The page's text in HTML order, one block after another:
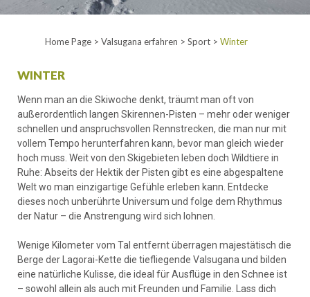
Home Page > Valsugana erfahren > Sport > Winter
WINTER
Wenn man an die Skiwoche denkt, träumt man oft von
außerordentlich langen Skirennen-Pisten – mehr oder weniger
schnellen und anspruchsvollen Rennstrecken, die man nur mit
vollem Tempo herunterfahren kann, bevor man gleich wieder
hoch muss. Weit von den Skigebieten leben doch Wildtiere in
Ruhe: Abseits der Hektik der Pisten gibt es eine abgespaltene
Welt wo man einzigartige Gefühle erleben kann. Entdecke
dieses noch unberührte Universum und folge dem Rhythmus
der Natur – die Anstrengung wird sich lohnen.
Wenige Kilometer vom Tal entfernt überragen majestätisch die
Berge der Lagorai-Kette die tiefliegende Valsugana und bilden
eine natürliche Kulisse, die ideal für Ausflüge in den Schnee ist
– sowohl allein als auch mit Freunden und Familie. Lass dich